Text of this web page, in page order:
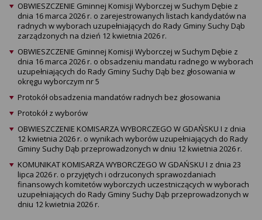
OBWIESZCZENIE Gminnej Komisji Wyborczej w Suchym Dębie z
dnia 16 marca 2026 r. o zarejestrowanych listach kandydatów na
radnych w wyborach uzupełniających do Rady Gminy Suchy Dąb
zarządzonych na dzień 12 kwietnia 2026 r.
OBWIESZCZENIE Gminnej Komisji Wyborczej w Suchym Dębie z
dnia 16 marca 2026 r. o obsadzeniu mandatu radnego w wyborach
uzupełniających do Rady Gminy Suchy Dąb bez głosowania w
okręgu wyborczym nr 5
Protokół obsadzenia mandatów radnych bez głosowania
Protokół z wyborów
OBWIESZCZENIE KOMISARZA WYBORCZEGO W GDAŃSKU I z dnia
12 kwietnia 2026 r. o wynikach wyborów uzupełniających do Rady
Gminy Suchy Dąb przeprowadzonych w dniu 12 kwietnia 2026 r.
KOMUNIKAT KOMISARZA WYBORCZEGO W GDAŃSKU I z dnia 23
lipca 2026 r. o przyjętych i odrzuconych sprawozdaniach
finansowych komitetów wyborczych uczestniczących w wyborach
uzupełniających do Rady Gminy Suchy Dąb przeprowadzonych w
dniu 12 kwietnia 2026 r.